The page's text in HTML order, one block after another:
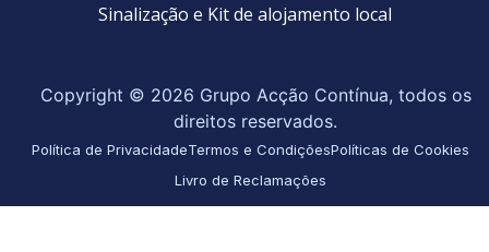
Sinalização e Kit de alojamento local
Copyright © 2026 Grupo Acção Contínua, todos os
direitos reservados.
Política de PrivacidadeTermos e CondiçõesPolíticas de Cookies
Livro de Reclamações